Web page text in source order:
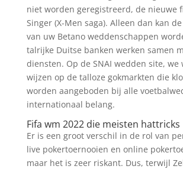
niet worden geregistreerd, de nieuwe
Singer (X-Men saga). Alleen dan kan
van uw Betano weddenschappen
talrijke Duitse banken werken samen
diensten. Op de SNAI wedden site, we
wijzen op de talloze gokmarkten die
worden aangeboden bij alle
internationaal belang.
Fifa wm 2022 die meisten hattricks
Er is een groot verschil in de rol van
live pokertoernooien en online
maar het is zeer riskant. Dus, terwijl